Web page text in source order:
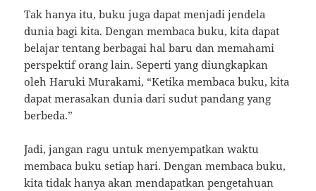
Tak hanya itu, buku juga dapat menjadi jendela
dunia bagi kita. Dengan membaca buku, kita dapat
belajar tentang berbagai hal baru dan memahami
perspektif orang lain. Seperti yang diungkapkan
oleh Haruki Murakami, “Ketika membaca buku, kita
dapat merasakan dunia dari sudut pandang yang
berbeda.”
Jadi, jangan ragu untuk menyempatkan waktu
membaca buku setiap hari. Dengan membaca buku,
kita tidak hanya akan mendapatkan pengetahuan